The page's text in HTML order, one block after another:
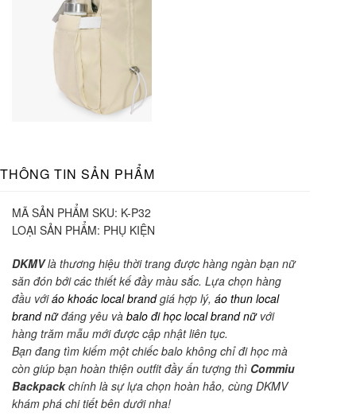
THÔNG TIN SẢN PHẨM
MÃ SẢN PHẨM SKU: K-P32
LOẠI SẢN PHẨM: PHỤ KIỆN
DKMVlà thương hiệu thời trang được hàng ngàn bạn nữ
săn đón bới các thiết kế đầy màu sắc. Lựa chọn hàng
đầu vớiáo khoác local brandgiá hợp lý, áo thun local
brand nữđáng yêu và balo đi học local brand nữ với
hàng trăm mẫu mới được cập nhật liên tục.
Bạn đang tìm kiếm một chiếc balo không chỉ đi học mà
còn giúp bạn hoàn thiện outfit đầy ấn tượng thì Commiu
Backpackchính là sự lựa chọn hoàn hảo, cùng DKMV
khám phá chi tiết bên dưới nha!